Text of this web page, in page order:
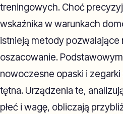
treningowych. Choć
wskaźnika w warunkach
istnieją metody pozwalające
oszacowanie.
nowoczesne opaski i
tętna. Urządzenia te,
płeć i wagę, obliczają